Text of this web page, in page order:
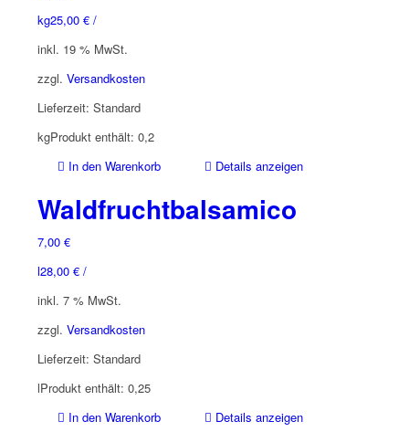
25,00 €/
kg
inkl. 19 % MwSt.
zzgl. Versandkosten
Lieferzeit: Standard
Produkt enthält: 0,2
kg
In den Warenkorb
Details anzeigen
Waldfruchtbalsamico
7,00 €
28,00 €/
l
inkl. 7 % MwSt.
zzgl. Versandkosten
Lieferzeit: Standard
Produkt enthält: 0,25
l
In den Warenkorb
Details anzeigen